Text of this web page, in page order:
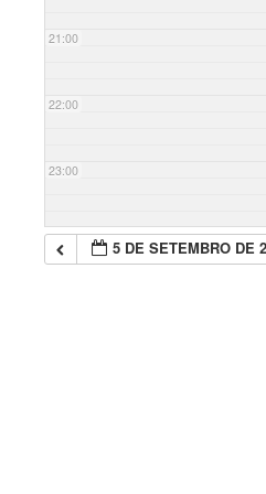
21:00
22:00
23:00
5 DE SETEMBRO DE